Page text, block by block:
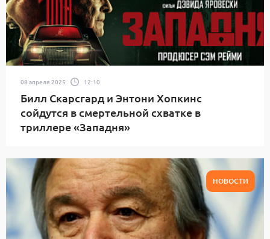
08 апреля 2025 12:10
Билл Скарсгард и Энтони Хопкинс
сойдутся в смертельной схватке в
триллере «Западня»
НОВОСТИ